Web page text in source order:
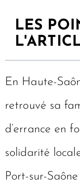
LES
En Haute-
retrouvé sa
d’errance en
solidarité
Port-sur-